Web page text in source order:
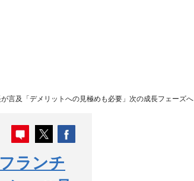
言及「デメリットへの見極めも必要」次の成長フェーズへ
ランチ